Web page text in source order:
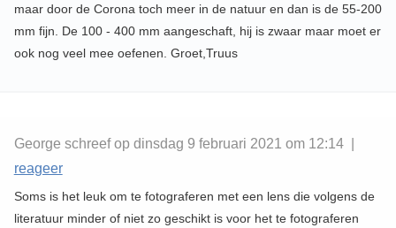
maar door de Corona toch meer in de natuur en dan is de 55-200
mm fijn. De 100 - 400 mm aangeschaft, hij is zwaar maar moet er
ook nog veel mee oefenen. Groet,Truus
George schreef op dinsdag 9 februari 2021 om 12:14 |
reageer
Soms is het leuk om te fotograferen met een lens die volgens de
literatuur minder of niet zo geschikt is voor het te fotograferen